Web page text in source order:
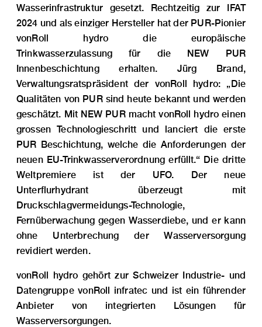
Wasserinfrastruktur gesetzt. Rechtzeitig zur IFAT
2024 und als einziger Hersteller hat der PUR-Pionier
vonRoll hydro die europäische
Trinkwasserzulassung für die NEW PUR
Innenbeschichtung erhalten. Jürg Brand,
Verwaltungsratspräsident der vonRoll hydro: „Die
Qualitäten von PUR sind heute bekannt und werden
geschätzt. Mit NEW PUR macht vonRoll hydro einen
grossen Technologieschritt und lanciert die erste
PUR Beschichtung, welche die Anforderungen der
neuen EU-Trinkwasserverordnung erfüllt.“ Die dritte
Weltpremiere ist der UFO. Der neue
Unterflurhydrant überzeugt mit
Druckschlagvermeidungs-Technologie,
Fernüberwachung gegen Wasserdiebe, und er kann
ohne Unterbrechung der Wasserversorgung
revidiert werden.
vonRoll hydro gehört zur Schweizer Industrie- und
Datengruppe vonRoll infratec und ist ein führender
Anbieter von integrierten Lösungen für
Wasserversorgungen.